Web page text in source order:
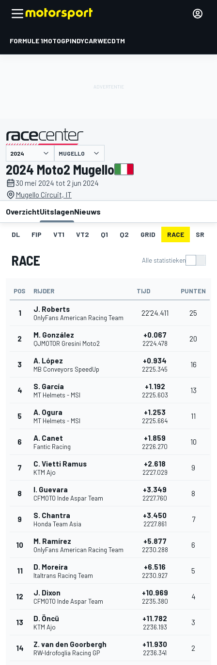
FORMULE 1MOTOGPINDYCARWECDTM
gepresenteerd door MUGELLO
2024 Moto2 Mugello
30 mei 2024 tot 2 jun 2024
Mugello Circuit, IT
OverzichtUitslagenNieuws
DL FIP VT1 VT2 Q1 Q2 GRID RACE SR
RACE Alle statistieken
POS RIJDER TIJD PUNTEN
1 J. Roberts
OnlyFans American Racing Team
22'24.411 25
2 M. González
QJMOTOR Gresini Moto2
+0.067
22'24.478
20
3 A. López
MB Conveyors SpeedUp
+0.934
22'25.345
16
4 S. García
MT Helmets - MSI
+1.192
22'25.603
13
5 A. Ogura
MT Helmets - MSI
+1.253
22'25.664
11
6 A. Canet
Fantic Racing
+1.859
22'26.270
10
7 C. Vietti Ramus
KTM Ajo
+2.618
22'27.029
9
8 I. Guevara
CFMOTO Inde Aspar Team
+3.349
22'27.760
8
9 S. Chantra
Honda Team Asia
+3.450
22'27.861
7
10 M. Ramírez
OnlyFans American Racing Team
+5.877
22'30.288
6
11 D. Moreira
Italtrans Racing Team
+6.516
22'30.927
5
12 J. Dixon
CFMOTO Inde Aspar Team
+10.969
22'35.380
4
13 D. Öncü
KTM Ajo
+11.782
22'36.193
3
14 Z. van den Goorbergh
RW-Idrofoglia Racing GP
+11.930
22'36.341
2